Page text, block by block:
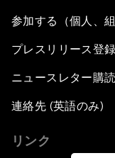
参加する（個人、組
プレスリリース登録
ニュースレター購読
連絡先 (英語のみ)
リンク